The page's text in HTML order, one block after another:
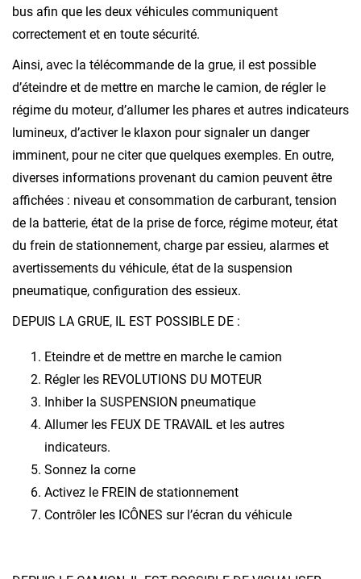
bus afin que les deux véhicules communiquent
correctement et en toute sécurité.
Ainsi, avec la télécommande de la grue, il est possible
d’éteindre et de mettre en marche le camion, de régler le
régime du moteur, d’allumer les phares et autres indicateurs
lumineux, d’activer le klaxon pour signaler un danger
imminent, pour ne citer que quelques exemples. En outre,
diverses informations provenant du camion peuvent être
affichées : niveau et consommation de carburant, tension
de la batterie, état de la prise de force, régime moteur, état
du frein de stationnement, charge par essieu, alarmes et
avertissements du véhicule, état de la suspension
pneumatique, configuration des essieux.
DEPUIS LA GRUE, IL EST POSSIBLE DE :
Eteindre et de mettre en marche le camion
Régler les REVOLUTIONS DU MOTEUR
Inhiber la SUSPENSION pneumatique
Allumer les FEUX DE TRAVAIL et les autres
indicateurs.
Sonnez la corne
Activez le FREIN de stationnement
Contrôler les ICÔNES sur l’écran du véhicule